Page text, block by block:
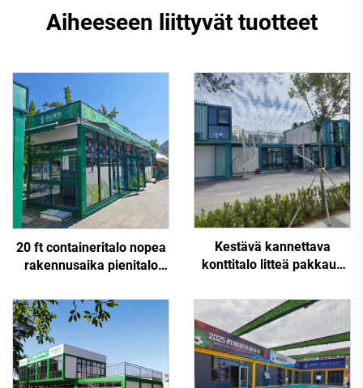
Aiheeseen liittyvät tuotteet
20 ft containeritalo nopea
rakennusaika pienitalo
ulkokäyttöön marketti
Kestävä kannettava
konttitalo litteä pakkaus